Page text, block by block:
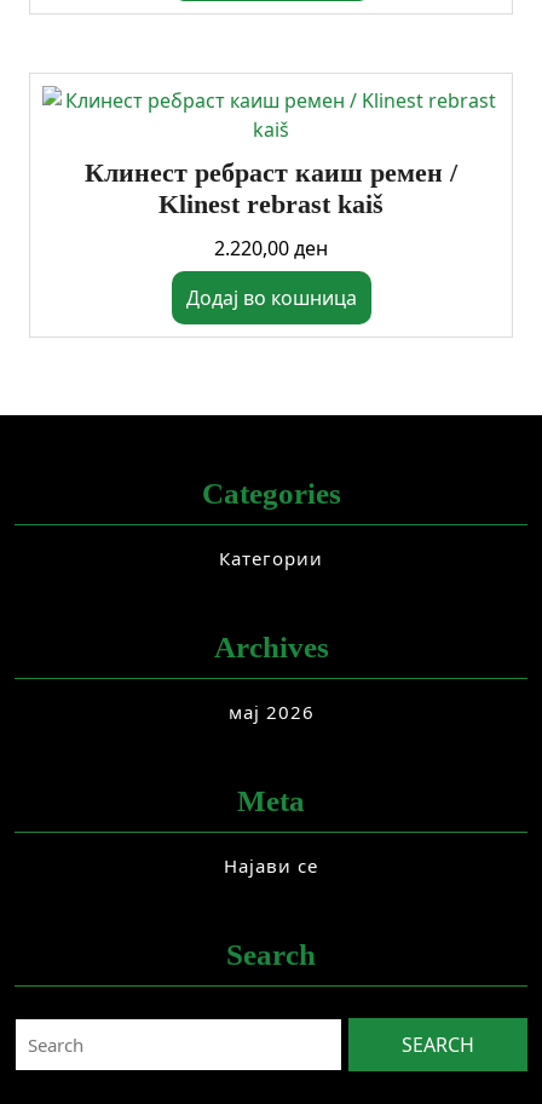
Клинест ребраст каиш ремен /
Klinest rebrast kaiš
2.220,00ден
Додај во кошница
Categories
Категории
Archives
мај 2026
Meta
Најави се
Search
for: